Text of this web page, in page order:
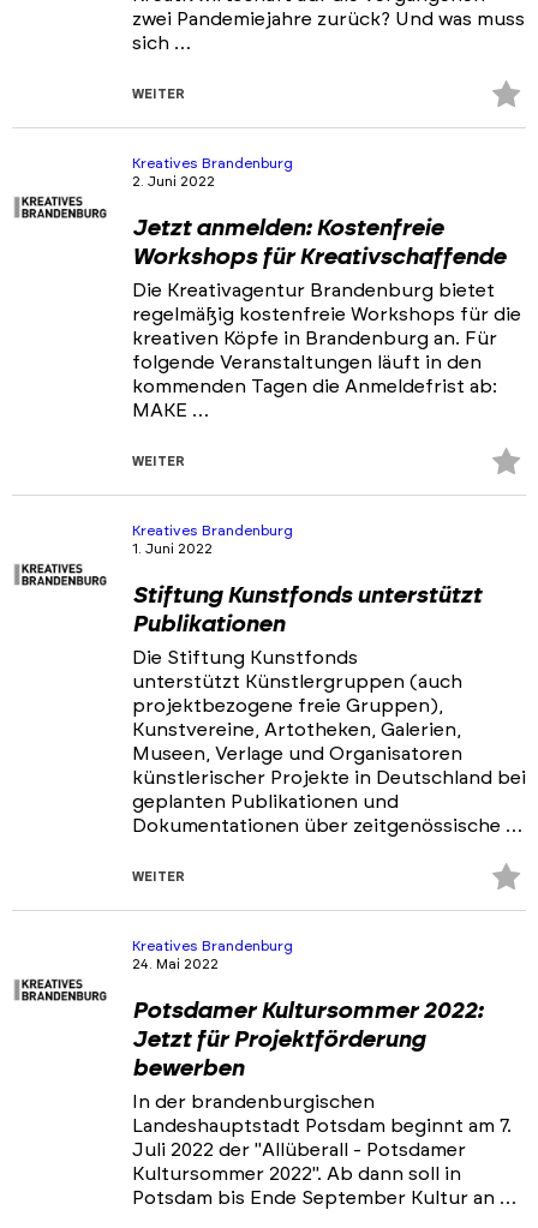
zwei Pandemiejahre zurück? Und was muss
sich …
WEITER
Kreatives Brandenburg
2. Juni 2022
Jetzt anmelden: Kostenfreie
Workshops für Kreativschaffende
Die Kreativagentur Brandenburg bietet
regelmäßig kostenfreie Workshops für die
kreativen Köpfe in Brandenburg an. Für
folgende Veranstaltungen läuft in den
kommenden Tagen die Anmeldefrist ab:
MAKE …
WEITER
Kreatives Brandenburg
1. Juni 2022
Stiftung Kunstfonds unterstützt
Publikationen
Die Stiftung Kunstfonds
unterstützt Künstlergruppen (auch
projektbezogene freie Gruppen),
Kunstvereine, Artotheken, Galerien,
Museen, Verlage und Organisatoren
künstlerischer Projekte in Deutschland bei
geplanten Publikationen und
Dokumentationen über zeitgenössische …
WEITER
Kreatives Brandenburg
24. Mai 2022
Potsdamer Kultursommer 2022:
Jetzt für Projektförderung
bewerben
In der brandenburgischen
Landeshauptstadt Potsdam beginnt am 7.
Juli 2022 der "Allüberall - Potsdamer
Kultursommer 2022". Ab dann soll in
Potsdam bis Ende September Kultur an …